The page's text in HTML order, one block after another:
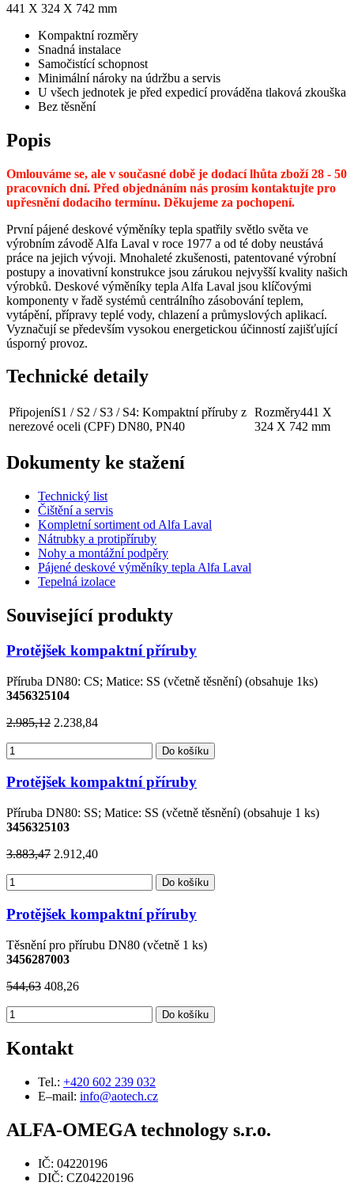
441 X 324 X 742 mm
Kompaktní rozměry
Snadná instalace
Samočistící schopnost
Minimální nároky na údržbu a servis
U všech jednotek je před expedicí prováděna tlaková zkouška
Bez těsnění
Popis
Omlouváme se, ale v současné době je dodací lhůta zboží 28 - 50
pracovních dní. Před objednáním nás prosím kontaktujte pro
upřesnění dodacího termínu. Děkujeme za pochopení.
První pájené deskové výměníky tepla spatřily světlo světa ve
výrobním závodě Alfa Laval v roce 1977 a od té doby neustává
práce na jejich vývoji. Mnohaleté zkušenosti, patentované výrobní
postupy a inovativní konstrukce jsou zárukou nejvyšší kvality našich
výrobků. Deskové výměníky tepla Alfa Laval jsou klíčovými
komponenty v řadě systémů centrálního zásobování teplem,
vytápění, přípravy teplé vody, chlazení a průmyslových aplikací.
Vyznačují se především vysokou energetickou účinností zajišťující
úsporný provoz.
Technické detaily
PřipojeníS1 / S2 / S3 / S4: Kompaktní příruby z
nerezové oceli (CPF) DN80, PN40
Rozměry441 X
324 X 742 mm
Dokumenty ke stažení
Technický list
Čištění a servis
Kompletní sortiment od Alfa Laval
Nátrubky a protipříruby
Nohy a montážní podpěry
Pájené deskové výměníky tepla Alfa Laval
Tepelná izolace
Související produkty
Protějšek kompaktní příruby
Příruba DN80: CS; Matice: SS (včetně těsnění) (obsahuje 1ks)
3456325104
2.985,12 2.238,84
Do košíku
Protějšek kompaktní příruby
Příruba DN80: SS; Matice: SS (včetně těsnění) (obsahuje 1 ks)
3456325103
3.883,47 2.912,40
Do košíku
Protějšek kompaktní příruby
Těsnění pro přírubu DN80 (včetně 1 ks)
3456287003
544,63 408,26
Do košíku
Kontakt
Tel.: +420 602 239 032
E–mail: info@aotech.cz
ALFA-OMEGA technology s.r.o.
IČ: 04220196
DIČ: CZ04220196